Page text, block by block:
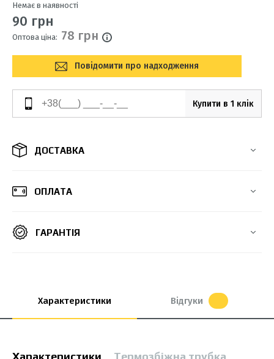
Немає в наявності
90 грн
Оптова ціна: 78 грн
Повідомити про надходження
Купити в 1 клік
ДОСТАВКА
ОПЛАТА
ГАРАНТІЯ
Характеристики Відгуки
Характеристики
Термозбіжна трубка